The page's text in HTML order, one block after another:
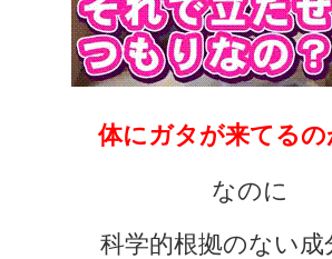
体にガタが来てるの
なのに
科学的根拠のない成